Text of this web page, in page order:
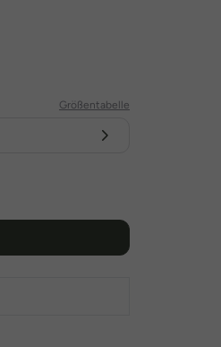
Größentabelle